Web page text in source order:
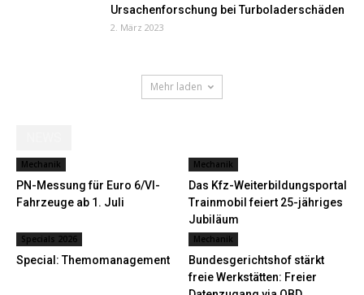
Ursachenforschung bei Turboladerschäden
2. März 2023
Mehr laden
Mechanik
PN-Messung für Euro 6/VI-
Fahrzeuge ab 1. Juli
Mechanik
Das Kfz-Weiterbildungsportal
Trainmobil feiert 25-jähriges
Jubiläum
Specials 2026
Special: Themomanagement
Mechanik
Bundesgerichtshof stärkt
freie Werkstätten: Freier